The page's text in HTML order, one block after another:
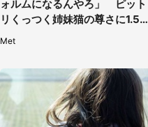
ォルムになるんやろ」 ピット
リくっつく姉妹猫の尊さに1.5万
Met